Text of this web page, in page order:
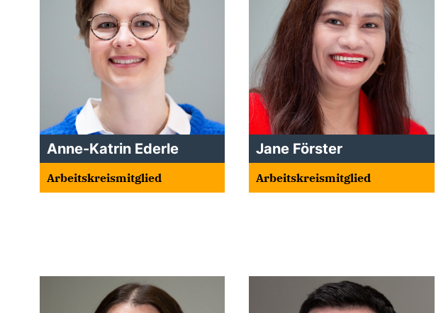
Anne-Katrin Ederle
Arbeitskreismitglied
Jane Förster
Arbeitskreismitglied